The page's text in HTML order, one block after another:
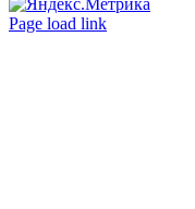
Вконтакте
Одноклассники
Page load link